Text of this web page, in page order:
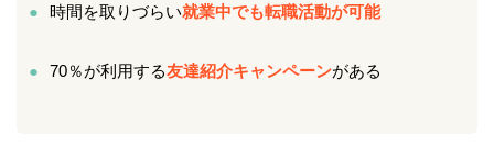
時間を取りづらい就業中でも転職活動が可能
70％が利用する友達紹介キャンペーンがある